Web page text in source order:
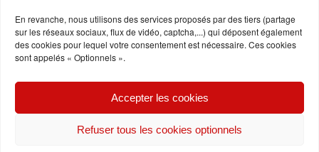
En revanche, nous utilisons des services proposés par des tiers (partage
sur les réseaux sociaux, flux de vidéo, captcha,...) qui déposent également
des cookies pour lequel votre consentement est nécessaire. Ces cookies
sont appelés « Optionnels ».
Accepter les cookies
Refuser tous les cookies optionnels